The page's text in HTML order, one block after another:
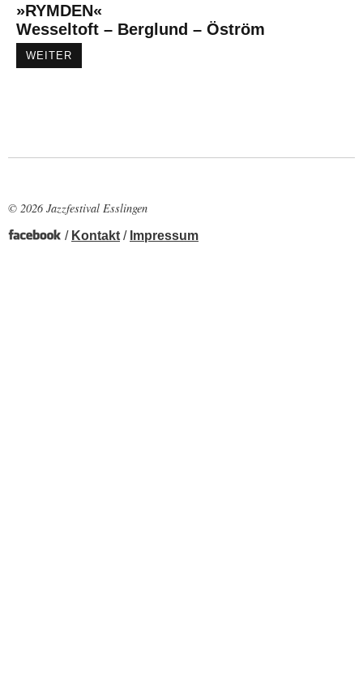
»RYMDEN«
Wesseltoft – Berglund – Öström
WEITER
© 2026 Jazzfestival Esslingen
/ Kontakt / Impressum